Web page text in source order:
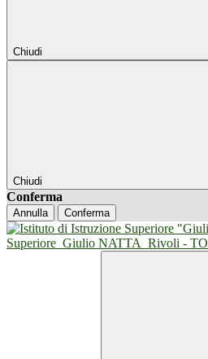
Chiudi
Chiudi
Conferma
Annulla Conferma
Superiore Giulio NATTA Rivoli - TO